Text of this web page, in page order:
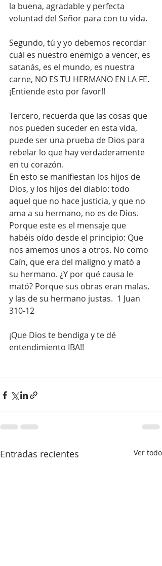
la buena, agradable y perfecta
voluntad del Señor para con tu vida.
Segundo, tú y yo debemos recordar
cuál es nuestro enemigo a vencer, es
satanás, es el mundo, es nuestra
carne, NO ES TU HERMANO EN LA FE.
¡Entiende esto por favor!!
Tercero, recuerda que las cosas que
nos pueden suceder en esta vida,
puede ser una prueba de Dios para
rebelar lo que hay verdaderamente
en tu corazón.
En esto se manifiestan los hijos de
Dios, y los hijos del diablo: todo
aquel que no hace justicia, y que no
ama a su hermano, no es de Dios.
Porque este es el mensaje que
habéis oído desde el principio: Que
nos amemos unos a otros. No como
Caín, que era del maligno y mató a
su hermano. ¿Y por qué causa le
mató? Porque sus obras eran malas,
y las de su hermano justas.  1 Juan
310-12
¡Que Dios te bendiga y te dé
entendimiento IBA!!
Entradas recientes Ver todo